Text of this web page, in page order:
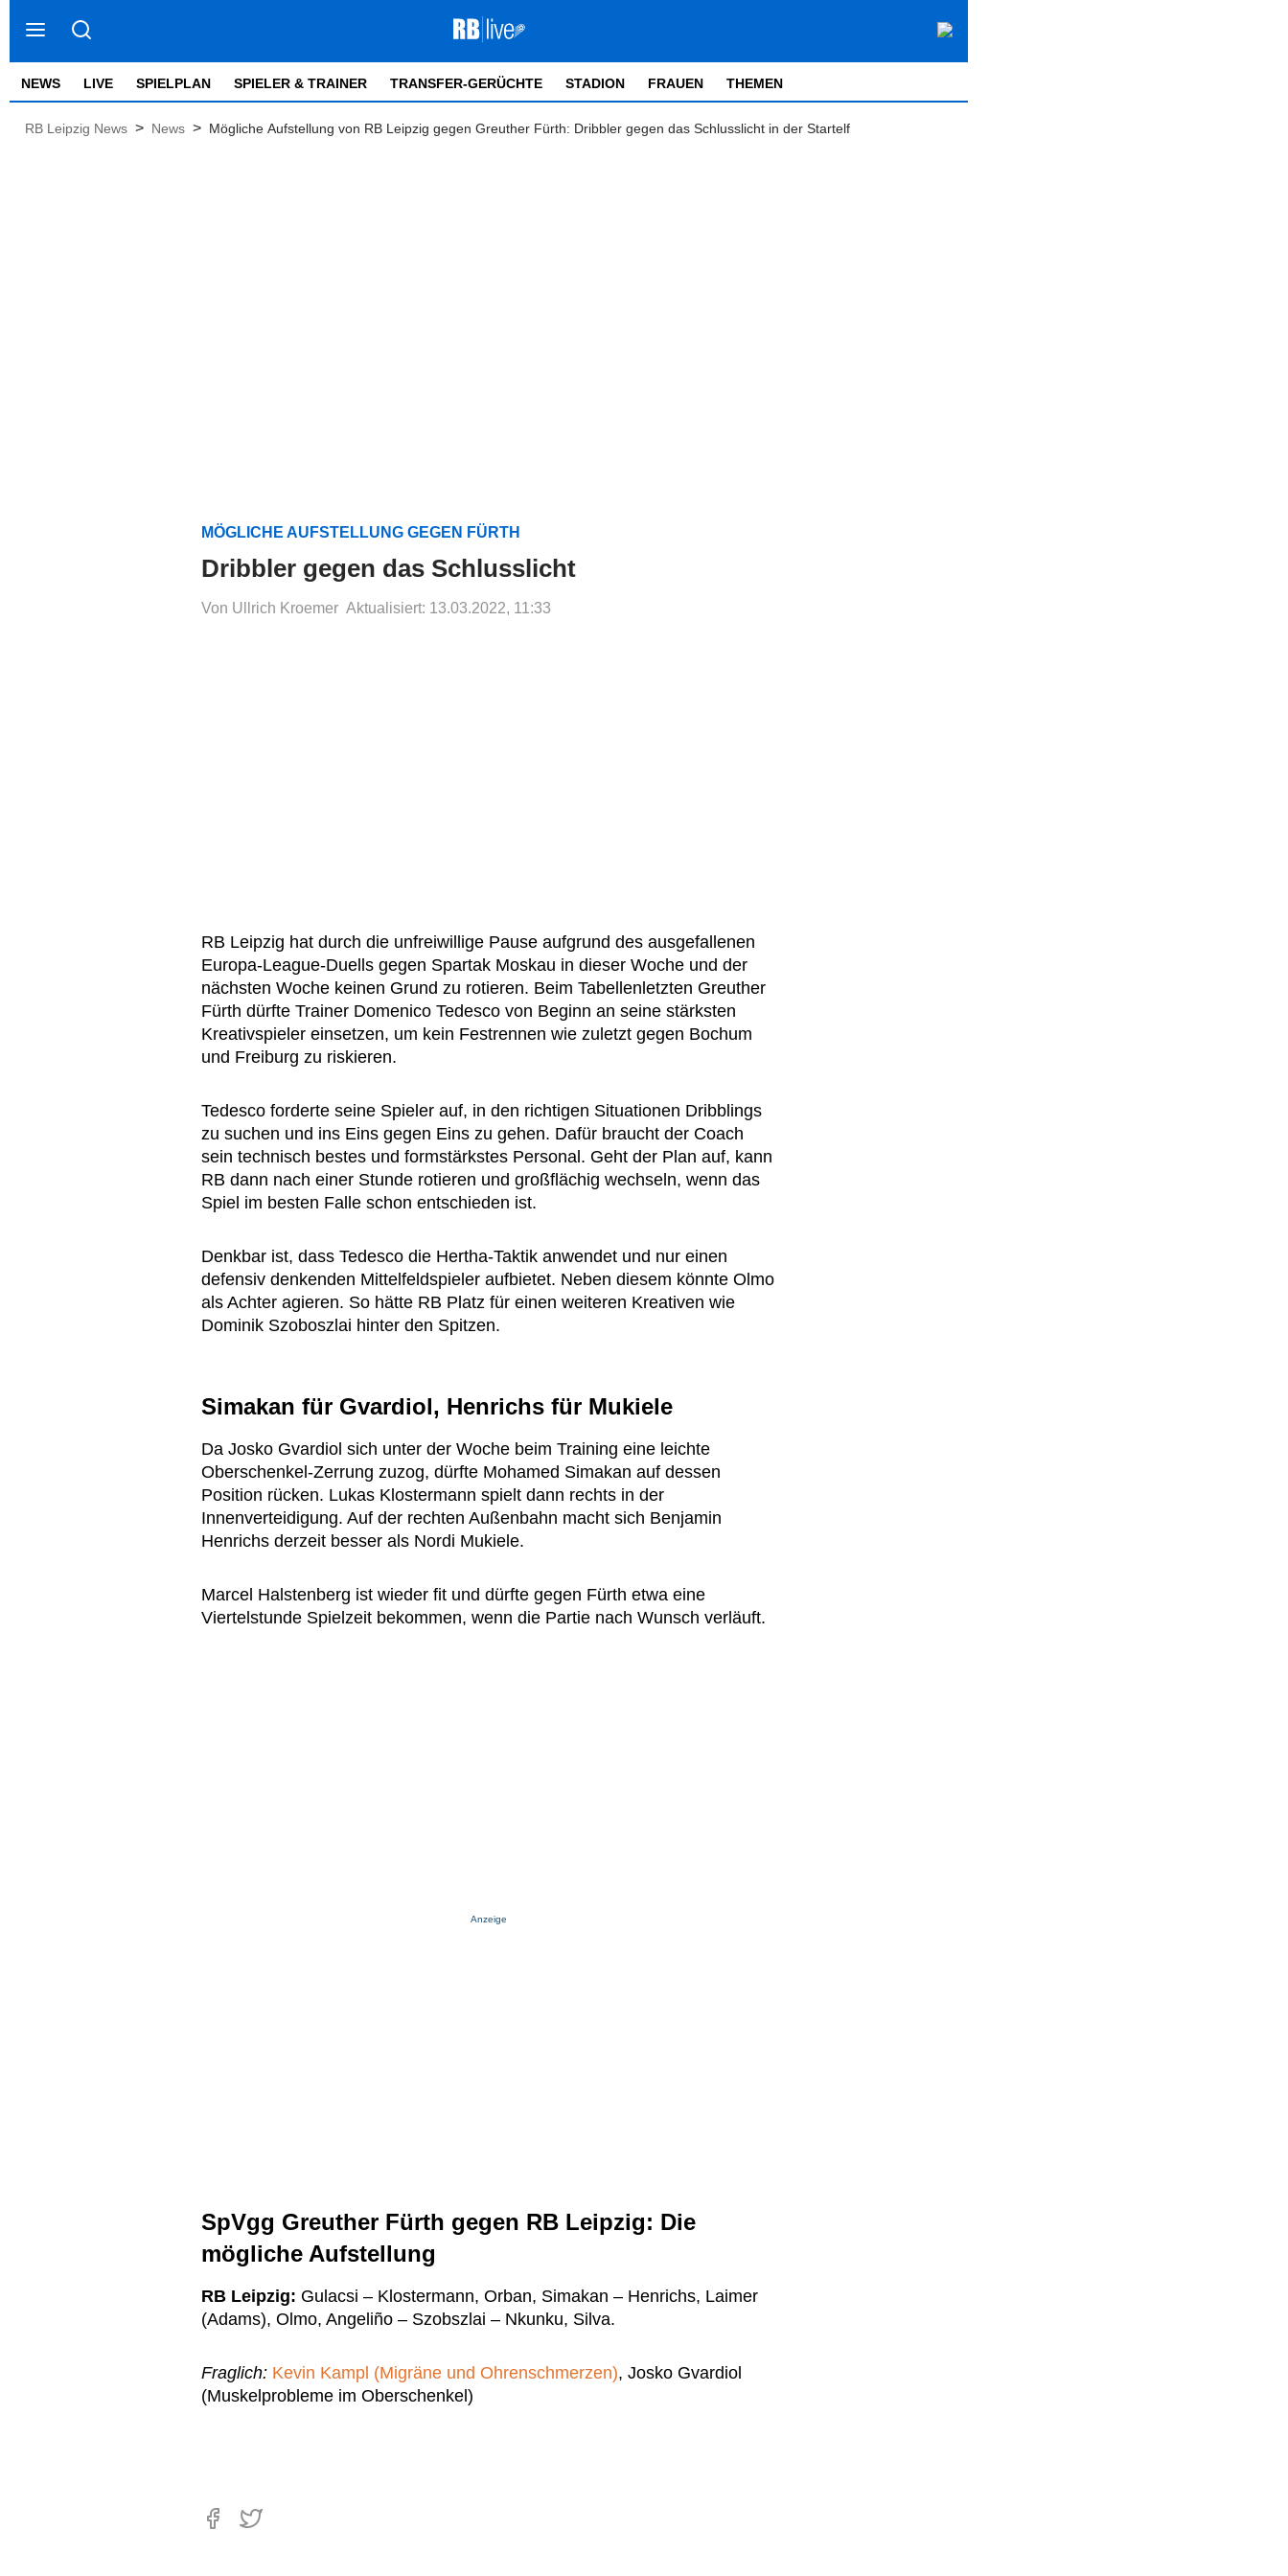
NEWS LIVE SPIELPLAN SPIELER & TRAINER TRANSFER-GERÜCHTE STADION FRAUEN THEMEN
RB Leipzig News > News > Mögliche Aufstellung von RB Leipzig gegen Greuther Fürth: Dribbler gegen das Schlusslicht in der Startelf
MÖGLICHE AUFSTELLUNG GEGEN FÜRTH
Dribbler gegen das Schlusslicht
Von Ullrich Kroemer Aktualisiert: 13.03.2022, 11:33
RB Leipzig hat durch die unfreiwillige Pause aufgrund des ausgefallenen
Europa-League-Duells gegen Spartak Moskau in dieser Woche und der
nächsten Woche keinen Grund zu rotieren. Beim Tabellenletzten Greuther
Fürth dürfte Trainer Domenico Tedesco von Beginn an seine stärksten
Kreativspieler einsetzen, um kein Festrennen wie zuletzt gegen Bochum
und Freiburg zu riskieren.
Tedesco forderte seine Spieler auf, in den richtigen Situationen Dribblings
zu suchen und ins Eins gegen Eins zu gehen. Dafür braucht der Coach
sein technisch bestes und formstärkstes Personal. Geht der Plan auf, kann
RB dann nach einer Stunde rotieren und großflächig wechseln, wenn das
Spiel im besten Falle schon entschieden ist.
Denkbar ist, dass Tedesco die Hertha-Taktik anwendet und nur einen
defensiv denkenden Mittelfeldspieler aufbietet. Neben diesem könnte Olmo
als Achter agieren. So hätte RB Platz für einen weiteren Kreativen wie
Dominik Szoboszlai hinter den Spitzen.
Simakan für Gvardiol, Henrichs für Mukiele
Da Josko Gvardiol sich unter der Woche beim Training eine leichte
Oberschenkel-Zerrung zuzog, dürfte Mohamed Simakan auf dessen
Position rücken. Lukas Klostermann spielt dann rechts in der
Innenverteidigung. Auf der rechten Außenbahn macht sich Benjamin
Henrichs derzeit besser als Nordi Mukiele.
Marcel Halstenberg ist wieder fit und dürfte gegen Fürth etwa eine
Viertelstunde Spielzeit bekommen, wenn die Partie nach Wunsch verläuft.
Anzeige
SpVgg Greuther Fürth gegen RB Leipzig: Die
mögliche Aufstellung
RB Leipzig: Gulacsi – Klostermann, Orban, Simakan – Henrichs, Laimer
(Adams), Olmo, Angeliño – Szobszlai – Nkunku, Silva.
Fraglich: Kevin Kampl (Migräne und Ohrenschmerzen), Josko Gvardiol
(Muskelprobleme im Oberschenkel)